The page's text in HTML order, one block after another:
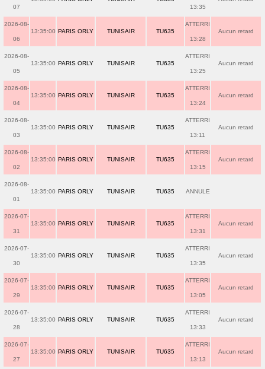
07 13:35
2026-08-
06
13:35:00 PARIS ORLY TUNISAIR TU635
ATTERRI
13:28
Aucun retard
2026-08-
05
13:35:00 PARIS ORLY TUNISAIR TU635
ATTERRI
13:25
Aucun retard
2026-08-
04
13:35:00 PARIS ORLY TUNISAIR TU635
ATTERRI
13:24
Aucun retard
2026-08-
03
13:35:00 PARIS ORLY TUNISAIR TU635
ATTERRI
13:11
Aucun retard
2026-08-
02
13:35:00 PARIS ORLY TUNISAIR TU635
ATTERRI
13:15
Aucun retard
2026-08-
01
13:35:00 PARIS ORLY TUNISAIR TU635 ANNULE
2026-07-
31
13:35:00 PARIS ORLY TUNISAIR TU635
ATTERRI
13:31
Aucun retard
2026-07-
30
13:35:00 PARIS ORLY TUNISAIR TU635
ATTERRI
13:35
Aucun retard
2026-07-
29
13:35:00 PARIS ORLY TUNISAIR TU635
ATTERRI
13:05
Aucun retard
2026-07-
28
13:35:00 PARIS ORLY TUNISAIR TU635
ATTERRI
13:33
Aucun retard
2026-07-
27
13:35:00 PARIS ORLY TUNISAIR TU635
ATTERRI
13:13
Aucun retard